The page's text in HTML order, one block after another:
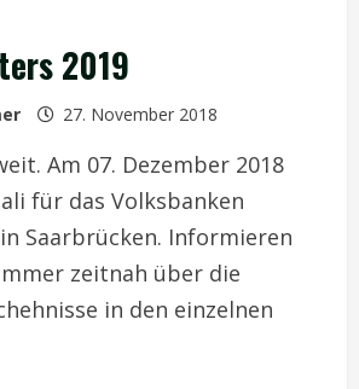
2019
27. November 2018
Am 07. Dezember 2018
für das Volksbanken
Saarbrücken. Informieren
zeitnah über die
in den einzelnen